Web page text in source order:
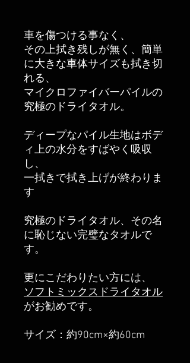
車を傷つける事なく、
その上拭き残しが無く、簡単
に大きな車体サイズも拭き切
れる、
マイクロファイバーパイルの
究極のドライタオル。
ディープなパイル生地はボデ
ィ上の水分をすばやく吸収
し、
一拭きで拭き上げが終わりま
す
究極のドライタオル、その名
に恥じない完璧なタオルで
す。
更にこだわりたい方には、
ソフトミックスドライタオル
がお勧めです。
サイズ：約90cm×約60cm